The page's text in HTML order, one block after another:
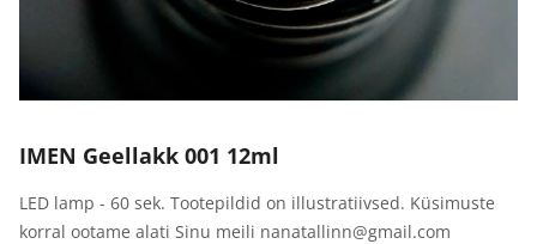
IMEN Geellakk 001 12ml
LED lamp - 60 sek. Tootepildid on illustratiivsed. Küsimuste
korral ootame alati Sinu meili nanatallinn@gmail.com